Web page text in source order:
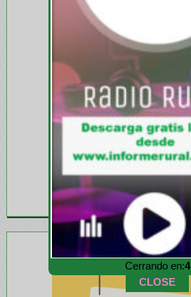
Cerrando en:1
CLOSE